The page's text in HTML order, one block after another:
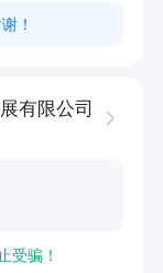
市场，具备
压能力强，
技术参数及
构优厚，包
！
有限公司
受骗！